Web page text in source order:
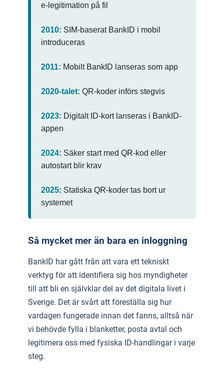
e‑legitimation på fil
2010: SIM‑baserat BankID i mobil
introduceras
2011: Mobilt BankID lanseras som app
2020-talet: QR-koder införs stegvis
2023: Digitalt ID-kort lanseras i BankID-
appen
2024: Säker start med QR-kod eller
autostart blir krav
2025: Statiska QR-koder tas bort ur
systemet
Så mycket mer än bara en inloggning
BankID har gått från att vara ett tekniskt
verktyg för att identifiera sig hos myndigheter
till att bli en självklar del av det digitala livet i
Sverige. Det är svårt att föreställa sig hur
vardagen fungerade innan det fanns, alltså när
vi behövde fylla i blanketter, posta avtal och
legitimera oss med fysiska ID-handlingar i varje
steg.